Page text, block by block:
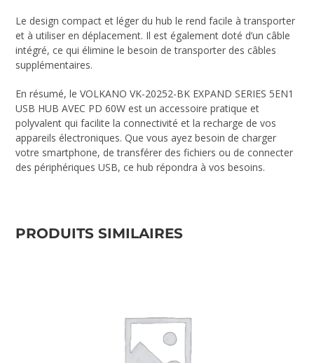
Le design compact et léger du hub le rend facile à transporter
et à utiliser en déplacement. Il est également doté d’un câble
intégré, ce qui élimine le besoin de transporter des câbles
supplémentaires.
En résumé, le VOLKANO VK-20252-BK EXPAND SERIES 5EN1
USB HUB AVEC PD 60W est un accessoire pratique et
polyvalent qui facilite la connectivité et la recharge de vos
appareils électroniques. Que vous ayez besoin de charger
votre smartphone, de transférer des fichiers ou de connecter
des périphériques USB, ce hub répondra à vos besoins.
PRODUITS SIMILAIRES